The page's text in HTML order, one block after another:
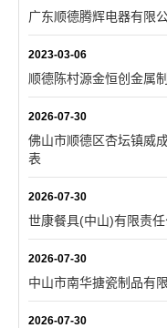
广东顺德腾辉电器有限
2023-03-06
顺德陈村源金恒创金属
2026-07-30
佛山市顺德区杏坛镇威
表
2026-07-30
世康餐具(中山)有限责
2026-07-30
中山市南华搪瓷制品有
2026-07-30